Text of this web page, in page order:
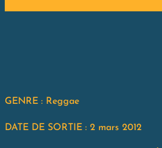
GENRE : Reggae
DATE DE SORTIE : 2 mars 2012